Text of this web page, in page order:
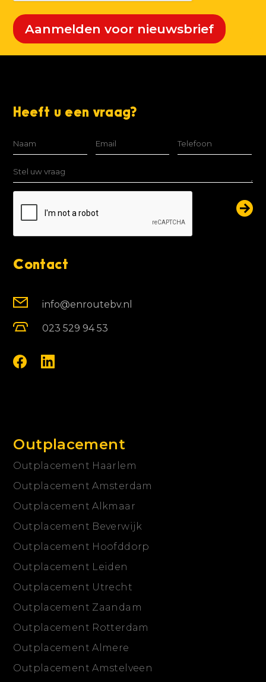
Aanmelden voor nieuwsbrief
Heeft u een vraag?
Contact
info@enroutebv.nl
023 529 94 53
Outplacement
Outplacement Haarlem
Outplacement Amsterdam
Outplacement Alkmaar
Outplacement Beverwijk
Outplacement Hoofddorp
Outplacement Leiden
Outplacement Utrecht
Outplacement Zaandam
Outplacement Rotterdam
Outplacement Almere
Outplacement Amstelveen